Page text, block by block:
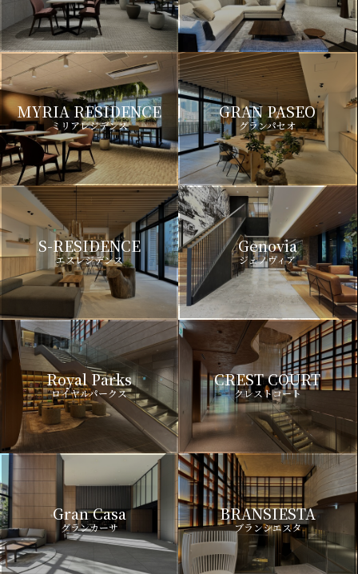
MYRIA RESIDENCE
ミリアレジデンス
GRAN PASEO
グランパセオ
S-RESIDENCE
エスレジデンス
Genovia
ジェノヴィア
Royal Parks
ロイヤルパークス
CREST COURT
クレストコート
Gran Casa
グランカーサ
BRANSIESTA
ブランシエスタ